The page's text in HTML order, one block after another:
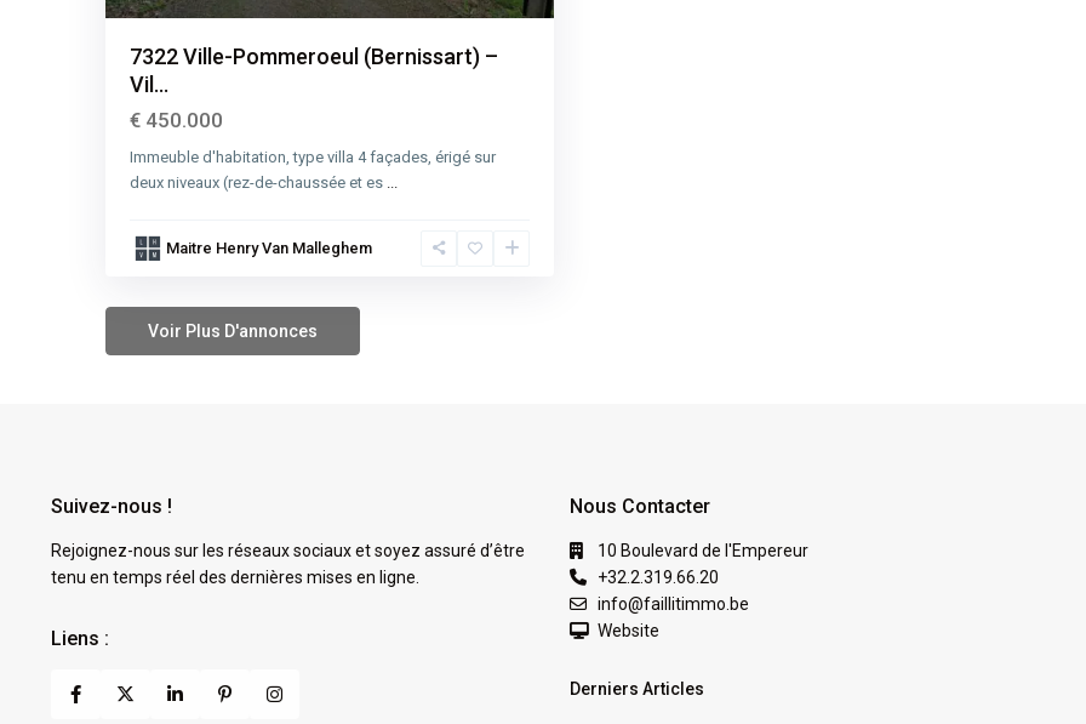
7322 Ville-Pommeroeul (Bernissart) –
Vil...
€ 450.000
Immeuble d'habitation, type villa 4 façades, érigé sur
deux niveaux (rez-de-chaussée et es ...
Maitre Henry Van Malleghem
Suivez-nous !
Rejoignez-nous sur les réseaux sociaux et soyez assuré d’être
tenu en temps réel des dernières mises en ligne.
Liens :
Nous Contacter
10 Boulevard de l'Empereur
+32.2.319.66.20
info@faillitimmo.be
Website
Derniers Articles